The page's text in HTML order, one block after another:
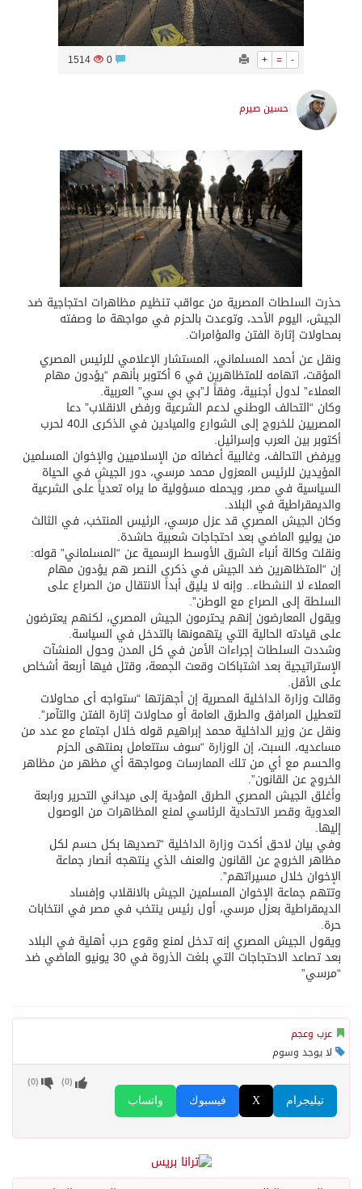
حالة الطقس المتوقعة اليوم في المملكة
+ = -
1514
حسين صيرم
حذرت السلطات المصرية من عواقب تنظيم مظاهرات احتجاجية ضد
الجيش، اليوم الأحد، وتوعدت بالحزم في مواجهة ما وصفته
بمحاولات إثارة الفتن والمؤامرات.
ونقل عن أحمد المسلماني، المستشار الإعلامي للرئيس المصري
المؤقت، اتهامه للمتظاهرين في 6 أكتوبر بأنهم “يؤدون مهام
العملاء” لدول أجنبية، وفقاً لـ”بي بي سي” العربية.
وكان “التحالف الوطني لدعم الشرعية ورفض الانقلاب” دعا
المصريين للخروج إلى الشوارع والميادين في الذكرى الـ40 لحرب
أكتوبر بين العرب وإسرائيل.
ويرفض التحالف، وغالبية أعضائه من الإسلاميين والإخوان المسلمين
المؤيدين للرئيس المعزول محمد مرسي، دور الجيش في الحياة
السياسية في مصر، ويحمله مسؤولية ما يراه تعدياً على الشرعية
والديمقراطية في البلاد.
وكان الجيش المصري قد عزل مرسي، الرئيس المنتخب، في الثالث
من يوليو الماضي بعد احتجاجات شعبية حاشدة.
ونقلت وكالة أنباء الشرق الأوسط الرسمية عن “المسلماني” قوله:
إن “المتظاهرين ضد الجيش في ذكرى النصر هم يؤدون مهام
العملاء لا النشطاء.. وإنه لا يليق أبداً الانتقال من الصراع على
السلطة إلى الصراع مع الوطن”.
ويقول المعارضون إنهم يحترمون الجيش المصري، لكنهم يعترضون
على قيادته الحالية التي يتهمونها بالتدخل في السياسة.
وشددت السلطات إجراءات الأمن في كل المدن وحول المنشآت
الإستراتيجية بعد اشتباكات وقعت الجمعة، وقتل فيها أربعة أشخاص
على الأقل.
وقالت وزارة الداخلية المصرية إن أجهزتها “ستواجه أى محاولات
لتعطيل المرافق والطرق العامة أو محاولات إثارة الفتن والتآمر”.
ونقل عن وزير الداخلية محمد إبراهيم قوله خلال اجتماع مع عدد من
مساعديه، السبت، إن الوزارة “سوف ستتعامل بمنتهى الحزم
والحسم مع أي من تلك الممارسات ومواجهة أي مظهر من مظاهر
الخروج عن القانون”.
وأغلق الجيش المصري الطرق المؤدية إلى ميداني التحرير ورابعة
العدوية وقصر الاتحادية الرئاسي لمنع المظاهرات من الوصول
إليها.
وفي بيان لاحق أكدت وزارة الداخلية “تصديها بكل حسم لكل
مظاهر الخروج عن القانون والعنف الذي ينتهجه أنصار جماعة
الإخوان خلال مسيراتهم”.
وتتهم جماعة الإخوان المسلمين الجيش بالانقلاب وإفساد
الديمقراطية بعزل مرسي، أول رئيس ينتخب في مصر في انتخابات
حرة.
ويقول الجيش المصري إنه تدخل لمنع وقوع حرب أهلية في البلاد
بعد تصاعد الاحتجاجات التي بلغت الذروة في 30 يونيو الماضي ضد
“مرسي”
عرب وعجم
لا يوجد وسوم
واتساب فيسبوك X تيليجرام
(
0
) (
0
)